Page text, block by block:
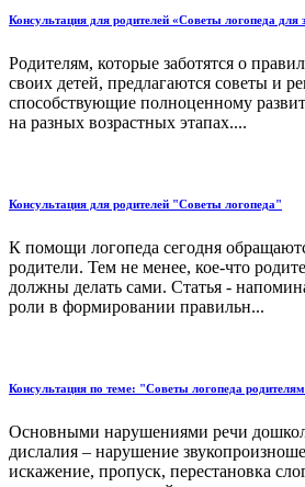
Консультация для родителей «Советы логопеда для
Родителям, которые заботятся о
своих детей, предлагаются советы и
способствующие полноценному
на разных возрастных этапах....
Консультация для родителей "Советы логопеда"
К помощи логопеда сегодня
родители. Тем не менее, кое-что
должны делать сами. Статья -
роли в формировании правильн...
Консультация по теме: "Советы логопеда
Основными нарушениями речи
дислалия – нарушение
искажение, пропуск, перестановка